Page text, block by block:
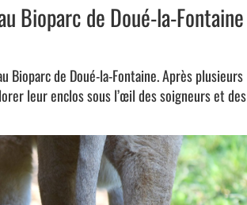
Bioparc de Doué-la-Fontaine
Bioparc de Doué-la-Fontaine. Après plusieurs
leur enclos sous l’œil des soigneurs et des